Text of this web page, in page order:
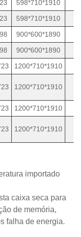
598*710*1910
598*710*1910
900*600*1890
900*600*1890
1200*710*1910
1200*710*1910
1200*710*1910
1200*710*1910
importado
caixa seca para
de memória,
falha de energia.